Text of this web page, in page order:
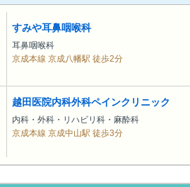
すみや耳鼻咽喉科
耳鼻咽喉科
京成本線 京成八幡駅 徒歩2分
越田医院内科外科ペインクリニック
内科・外科・リハビリ科・麻酔科
京成本線 京成中山駅 徒歩3分